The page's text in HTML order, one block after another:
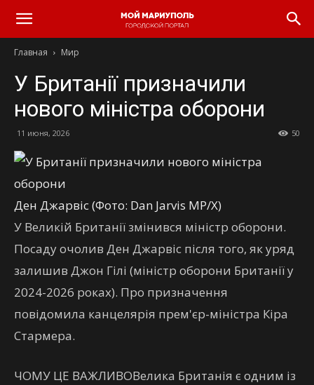
Главная Мир
У Британії призначили
нового міністра оборони
11 июня, 2026 50
Ден Джарвіс (Фото: Dan Jarvis MP/Х)
У Великій Британії змінився міністр оборони.
Посаду очолив Ден Джарвіс після того, як уряд
залишив Джон Гілі (міністр оборони Британії у
2024-2026 роках). Про призначення
повідомила канцелярія прем'єр-міністра Кіра
Стармера.
ЧОМУ ЦЕ ВАЖЛИВОВелика Британія є одним із